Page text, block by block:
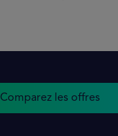
Comparez les offres